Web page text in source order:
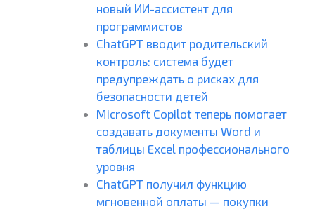
новый ИИ-ассистент для
программистов
ChatGPT вводит родительский
контроль: система будет
предупреждать о рисках для
безопасности детей
Microsoft Copilot теперь помогает
создавать документы Word и
таблицы Excel профессионального
уровня
ChatGPT получил функцию
мгновенной оплаты — покупки